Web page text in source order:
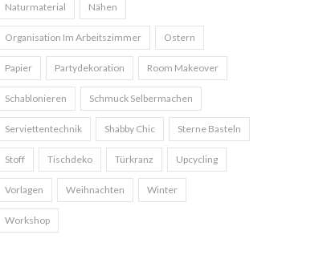
Naturmaterial Nähen
Organisation Im Arbeitszimmer Ostern
Papier Partydekoration Room Makeover
Schablonieren Schmuck Selbermachen
Serviettentechnik Shabby Chic Sterne Basteln
Stoff Tischdeko Türkranz Upcycling
Vorlagen Weihnachten Winter
Workshop